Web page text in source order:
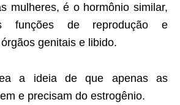
mulheres, é o hormônio similar,
funções de reprodução e
genitais e libido.
a ideia de que apenas as
e precisam do estrogênio.